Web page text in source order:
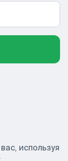
используя